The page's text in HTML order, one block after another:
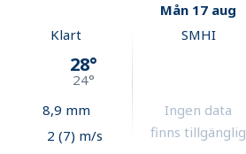
Mån 17 aug
Klart
28°
24°
8,9 mm
2 (7) m/s
SMHI
Ingen data
finns tillgänglig